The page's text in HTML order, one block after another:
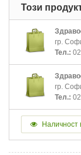
Този
гр.
Тел.:
гр.
Тел.:
Наличност